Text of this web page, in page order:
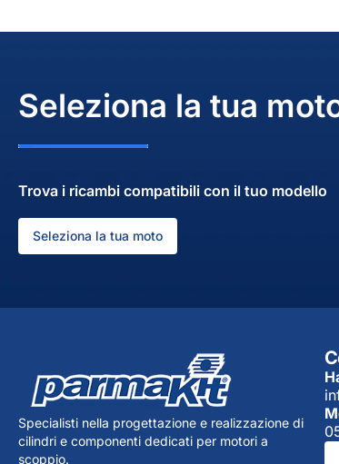
Seleziona la tua
Trova i ricambi compatibili con il tuo modello
Seleziona la tua moto
Specialisti nella progettazione e realizzazione di
cilindri e componenti dedicati per motori a
scoppio.